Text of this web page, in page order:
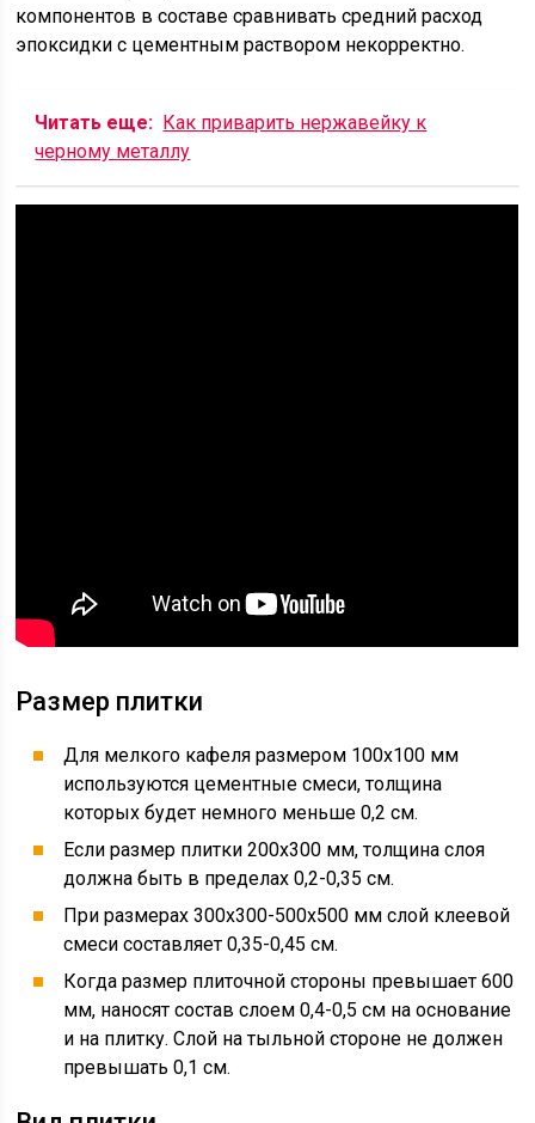
компонентов в составе сравнивать средний расход
эпоксидки с цементным раствором некорректно.
Читать еще: Как приварить нержавейку к
черному металлу
Размер плитки
Для мелкого кафеля размером 100х100 мм
используются цементные смеси, толщина
которых будет немного меньше 0,2 см.
Если размер плитки 200х300 мм, толщина слоя
должна быть в пределах 0,2-0,35 см.
При размерах 300х300-500х500 мм слой клеевой
смеси составляет 0,35-0,45 см.
Когда размер плиточной стороны превышает 600
мм, наносят состав слоем 0,4-0,5 см на основание
и на плитку. Слой на тыльной стороне не должен
превышать 0,1 см.